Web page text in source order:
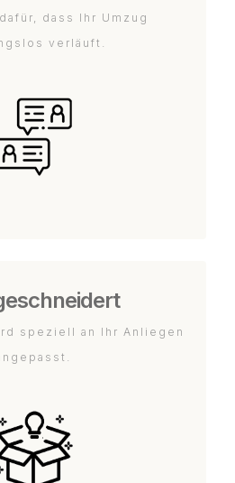
dass Ihr Umzug
verläuft.
speziell an Ihr Anliegen